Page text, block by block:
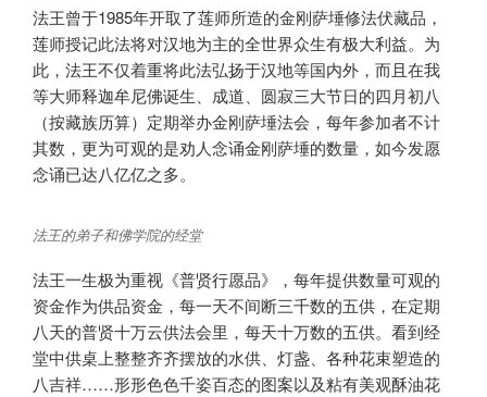
法王曾于1985年开取了莲师所造的金刚萨埵修法伏藏品，
莲师授记此法将对汉地为主的全世界众生有极大利益。为
此，法王不仅着重将此法弘扬于汉地等国内外，而且在我
等大师释迦牟尼佛诞生、成道、圆寂三大节日的四月初八
（按藏族历算）定期举办金刚萨埵法会，每年参加者不计
其数，更为可观的是劝人念诵金刚萨埵的数量，如今发愿
念诵已达八亿亿之多。
法王的弟子和佛学院的经堂
法王一生极为重视《普贤行愿品》，每年提供数量可观的
资金作为供品资金，每一天不间断三千数的五供，在定期
八天的普贤十万云供法会里，每天十万数的五供。看到经
堂中供桌上整整齐齐摆放的水供、灯盏、各种花束塑造的
八吉祥……形形色色千姿百态的图案以及粘有美观酥油花